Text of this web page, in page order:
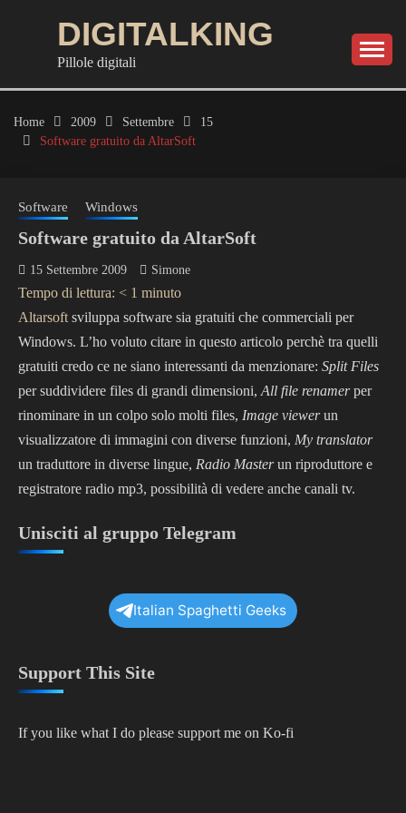
DIGITALKING
Pillole digitali
Home 2009 Settembre
15
Software gratuito da AltarSoft
Software Windows
Software gratuito da AltarSoft
15 Settembre 2009 Simone
Tempo di lettura: < 1 minuto
Altarsoft sviluppa software sia gratuiti che commerciali per
Windows. L’ho voluto citare in questo articolo perchè tra quelli
gratuiti credo ce ne siano interessanti da menzionare: Split Files
per suddividere files di grandi dimensioni, All file renamerper
rinominare in un colpo solo molti files, Image viewerun
visualizzatore di immagini con diverse funzioni, My translator
un traduttore in diverse lingue, Radio Masterun riproduttore e
registratore radio mp3, possibilità di vedere anche canali tv.
Unisciti al gruppo Telegram
Italian Spaghetti Geeks
Support This Site
If you like what I do please support me on Ko-fi